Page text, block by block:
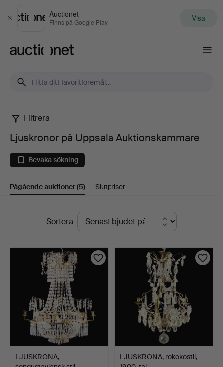
Stäng
Auctionet
Finns på Google Play Visa
Ljuskronor
på
Uppsala
Auktionskammare
Filtrera
Ljuskronor på Uppsala Auktionskammare
Bevaka sökning
Pågående auktioner(5) Slutpriser
PågåendeSortera
LJUSKRONA,
LJUSKRONA, rokokostil,